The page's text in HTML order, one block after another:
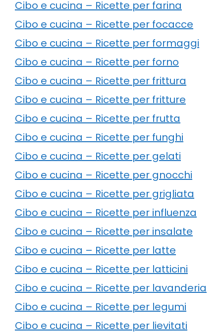
Cibo e cucina – Ricette per farina
Cibo e cucina – Ricette per focacce
Cibo e cucina – Ricette per formaggi
Cibo e cucina – Ricette per forno
Cibo e cucina – Ricette per frittura
Cibo e cucina – Ricette per fritture
Cibo e cucina – Ricette per frutta
Cibo e cucina – Ricette per funghi
Cibo e cucina – Ricette per gelati
Cibo e cucina – Ricette per gnocchi
Cibo e cucina – Ricette per grigliata
Cibo e cucina – Ricette per influenza
Cibo e cucina – Ricette per insalate
Cibo e cucina – Ricette per latte
Cibo e cucina – Ricette per latticini
Cibo e cucina – Ricette per lavanderia
Cibo e cucina – Ricette per legumi
Cibo e cucina – Ricette per lievitati